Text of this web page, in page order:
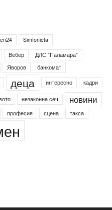
Simfonieta
Вебер
ДЛС "Паламара"
Яворов
банкомат
деца интересно кадри
незаконна сеч новини
професия сцена такса